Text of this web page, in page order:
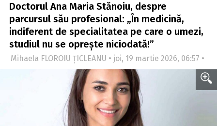
Doctorul Ana Maria Stănoiu, despre
parcursul său profesional: „În medicină,
indiferent de specialitatea pe care o umezi,
studiul nu se oprește niciodată!”
Mihaela FLOROIU ȚICLEANU • joi, 19 martie 2026, 06:57 •